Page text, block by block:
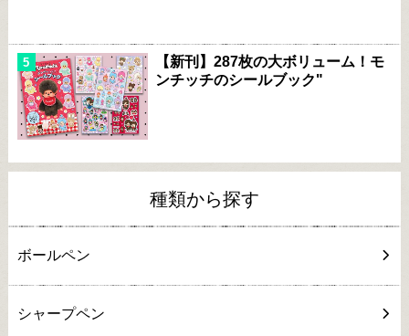
【新刊】287枚の大ボリューム！モ
ンチッチのシールブック"
種類から探す
ボールペン
シャープペン